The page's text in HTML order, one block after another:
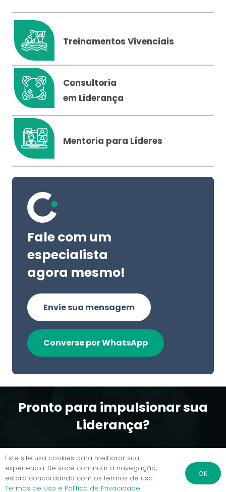
Treinamentos Vivenciais
Consultoria
em Liderança
Mentoria para Líderes
Fale com um
especialista
agora mesmo!
Envie sua mensagem
Converse por WhatsApp
Pronto para impulsionar sua
Liderança?
Agende uma reunião conosco
Este site usa cookies para melhorar sua
experiência. Se você continuar a navegação,
estará concordando com os termos de uso.
Termos de Uso e Política de Privacidade
OK